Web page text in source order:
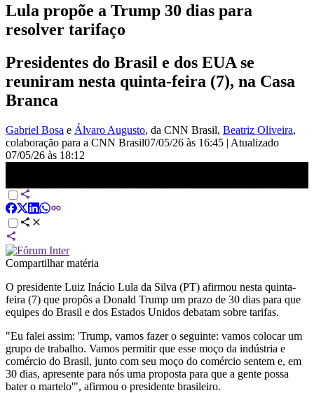
Lula propõe a Trump 30 dias para
resolver tarifaço
Presidentes do Brasil e dos EUA se
reuniram nesta quinta-feira (7), na Casa
Branca
Gabriel Bosa e Álvaro Augusto, da CNN Brasil, Beatriz Oliveira,
colaboração para a CNN Brasil07/05/26 às 16:45 | Atualizado
07/05/26 às 18:12
Compartilhar matéria
O presidente Luiz Inácio Lula da Silva (PT) afirmou nesta quinta-
feira (7) que propôs a Donald Trump um prazo de 30 dias para que
equipes do Brasil e dos Estados Unidos debatam sobre tarifas.
"Eu falei assim: 'Trump, vamos fazer o seguinte: vamos colocar um
grupo de trabalho. Vamos permitir que esse moço da indústria e
comércio do Brasil, junto com seu moço do comércio sentem e, em
30 dias, apresente para nós uma proposta para que a gente possa
bater o martelo'", afirmou o presidente brasileiro.